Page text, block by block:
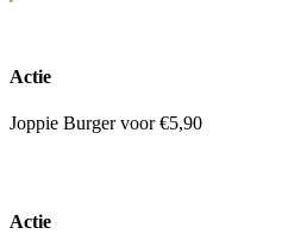
Actie
Joppie Burger voor €5,90
Actie